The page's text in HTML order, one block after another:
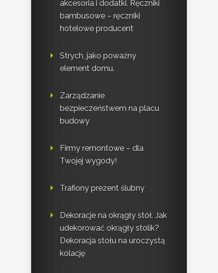
akcesoria i dodatki. Ręczniki
bambusowe – ręczniki
hotelowe producent
Strych, jako poważny
element domu.
Zarządzanie
bezpieczeństwem na placu
budowy
Firmy remontowe – dla
Twojej wygody!
Trafiony prezent ślubny
Dekoracje na okrągły stół. Jak
udekorować okrągły stolik?
Dekoracja stołu na uroczystą
kolację